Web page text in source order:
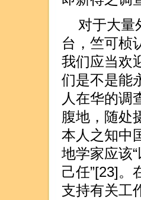
对于大量
台，竺可桢
我们应当欢
们是不是能
人在华的调
腹地，随处
本人之知中
地学家应该
己任”[23]。
支持有关工